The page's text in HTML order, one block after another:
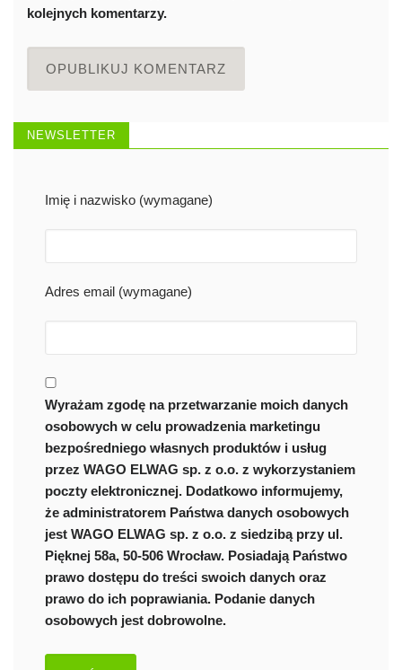
kolejnych komentarzy.
NEWSLETTER
Imię i nazwisko (wymagane)
Adres email (wymagane)
Wyrażam zgodę na przetwarzanie moich danych
osobowych w celu prowadzenia marketingu
bezpośredniego własnych produktów i usług
przez WAGO ELWAG sp. z o.o. z wykorzystaniem
poczty elektronicznej. Dodatkowo informujemy,
że administratorem Państwa danych osobowych
jest WAGO ELWAG sp. z o.o. z siedzibą przy ul.
Pięknej 58a, 50-506 Wrocław. Posiadają Państwo
prawo dostępu do treści swoich danych oraz
prawo do ich poprawiania. Podanie danych
osobowych jest dobrowolne.